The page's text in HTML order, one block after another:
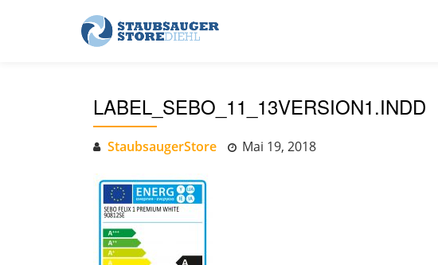
LABEL_SEBO_11_13VERSION1.INDD
StaubsaugerStore Mai 19, 2018